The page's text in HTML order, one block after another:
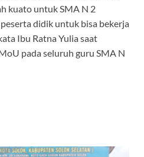
kuato untuk SMA N 2
didik untuk bisa bekerja
Ibu Ratna Yulia saat
pada seluruh guru SMA N